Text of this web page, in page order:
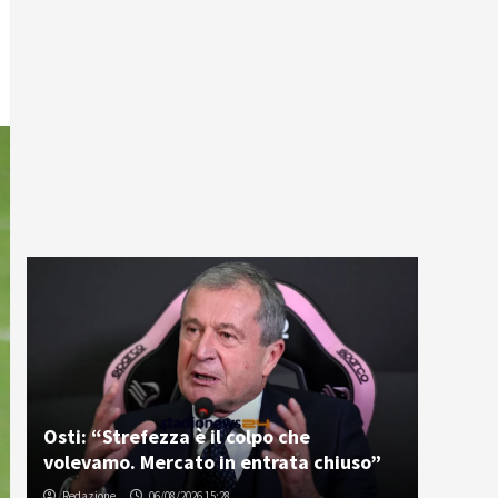
Osti: “Strefezza è il colpo che
volevamo. Mercato in entrata chiuso”